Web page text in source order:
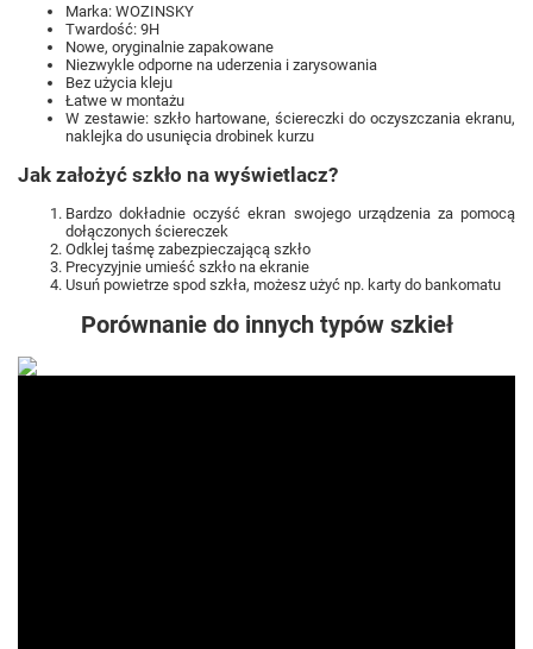
Marka: WOZINSKY
Twardość: 9H
Nowe, oryginalnie zapakowane
Niezwykle odporne na uderzenia i zarysowania
Bez użycia kleju
Łatwe w montażu
W zestawie: szkło hartowane, ściereczki do oczyszczania ekranu,
naklejka do usunięcia drobinek kurzu
Jak założyć szkło na wyświetlacz?
Bardzo dokładnie oczyść ekran swojego urządzenia za pomocą
dołączonych ściereczek
Odklej taśmę zabezpieczającą szkło
Precyzyjnie umieść szkło na ekranie
Usuń powietrze spod szkła, możesz użyć np. karty do bankomatu
Porównanie do innych typów szkieł